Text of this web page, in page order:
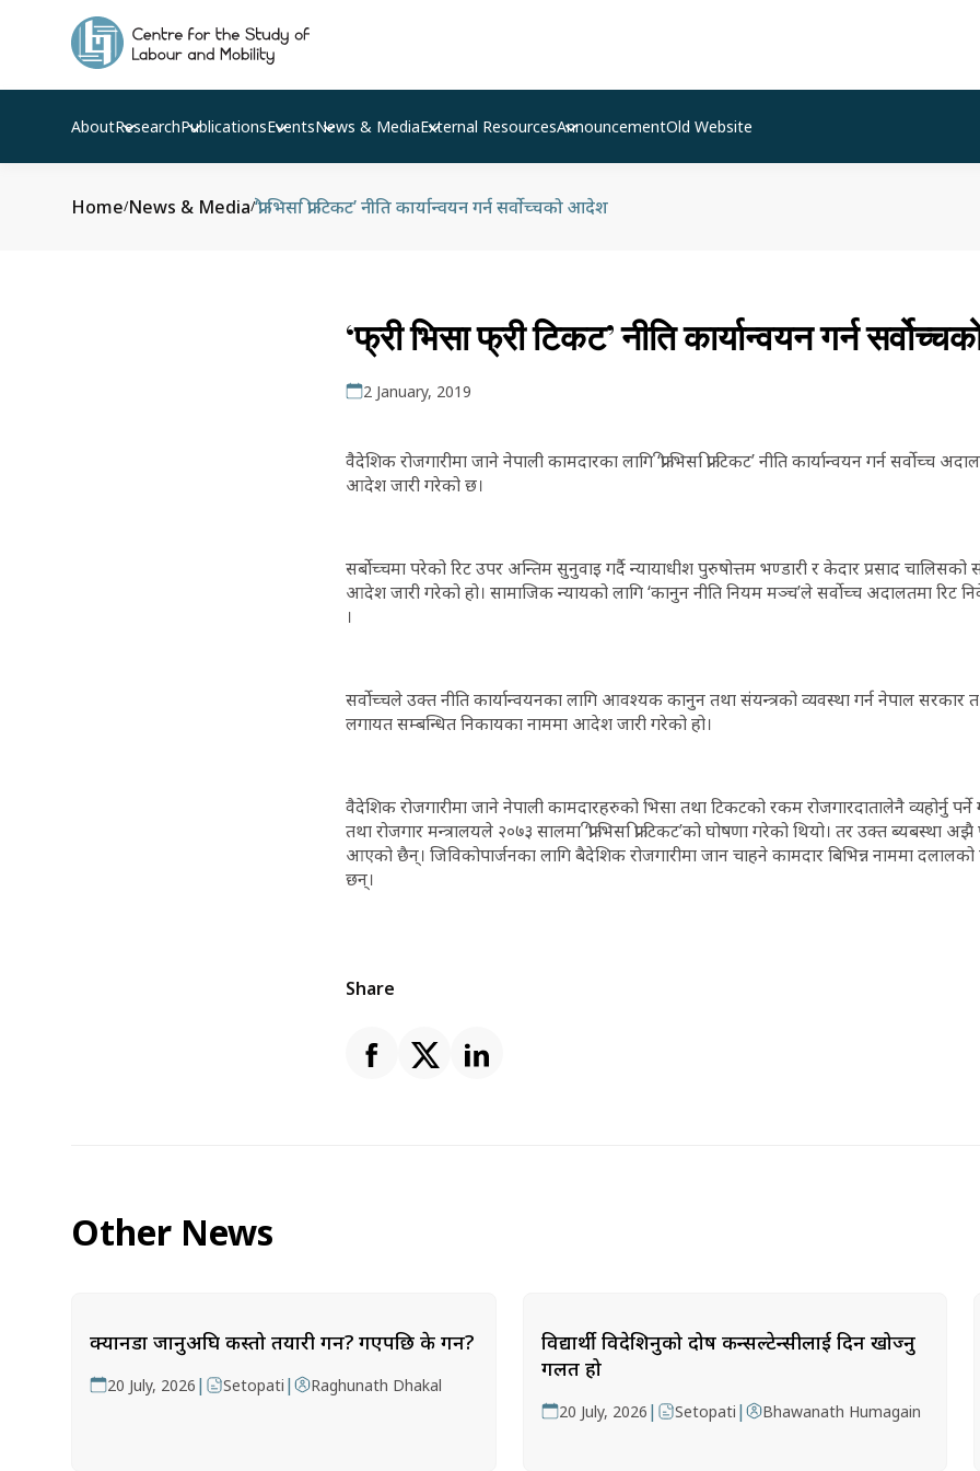
AboutResearchPublicationsEventsNews & MediaExternal ResourcesAnnouncementOld Website
Home/News & Media/‘फ्री भिसा फ्री टिकट’ नीति कार्यान्वयन गर्न सर्वोच्चको आदेश
‘फ्री भिसा फ्री टिकट’ नीति कार्यान्वयन गर्न
2 January, 2019
वैदेशिक रोजगारीमा जाने नेपाली कामदारका लागि ‘फ्री भिसा फ्री टिकट’ नीति कार्यान्वयन गर्न सर्वोच्च
आदेश जारी गरेको छ।
सर्बोच्चमा परेको रिट उपर अन्तिम सुनुवाइ गर्दै न्यायाधीश पुरुषोत्तम भण्डारी र केदार प्रसाद
आदेश जारी गरेको हो। सामाजिक न्यायको लागि ‘कानुन नीति नियम मञ्च’ले सर्वोच्च अदालतमा रिट
।
सर्वोच्चले उक्त नीति कार्यान्वयनका लागि आवश्यक कानुन तथा संयन्त्रको व्यवस्था गर्न नेपाल सरकार
लगायत सम्बन्धित निकायका नाममा आदेश जारी गरेको हो।
वैदेशिक रोजगारीमा जाने नेपाली कामदारहरुको भिसा तथा टिकटको रकम रोजगारदातालेनै व्यहोर्नु
तथा रोजगार मन्त्रालयले २०७३ सालमा ‘फ्री भिसा फ्री टिकट’को घोषणा गरेको थियो। तर उक्त ब्यबस्था अझै
आएको छैन्। जिविकोपार्जनका लागि बैदेशिक रोजगारीमा जान चाहने कामदार बिभिन्न नाममा
छन्।
Share
Other News
क्यानडा जानुअघि कस्तो तयारी गर्ने? गएपछि के गर्ने?
20 July, 2026 | Setopati | Raghunath Dhakal
विद्यार्थी विदेशिनुको दोष कन्सल्टेन्सीलाई दिन खोज्नु
गलत हो
20 July, 2026 | Setopati | Bhawanath Humagain